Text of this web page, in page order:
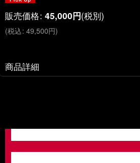
販売価格: 45,000円(税別)
(税込: 49,500円)
商品詳細